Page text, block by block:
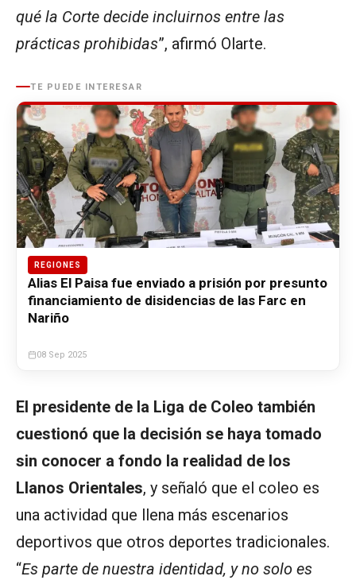
qué la Corte decide incluirnos entre las
prácticas prohibidas”, afirmó Olarte.
TE PUEDE INTERESAR
REGIONES
Alias El Paisa fue enviado a prisión por presunto
financiamiento de disidencias de las Farc en
Nariño
08 Sep 2025
El presidente de la Liga de Coleo también
cuestionó que la decisión se haya tomado
sin conocer a fondo la realidad de los
Llanos Orientales, y señaló que el coleo es
una actividad que llena más escenarios
deportivos que otros deportes tradicionales.
“Es parte de nuestra identidad, y no solo es